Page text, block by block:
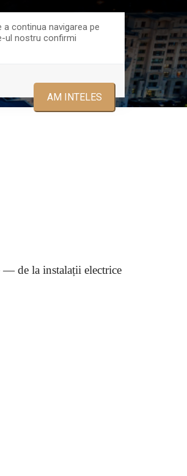
continua navigarea pe
ul nostru confirmi
AM INTELES
— de la instalații electrice